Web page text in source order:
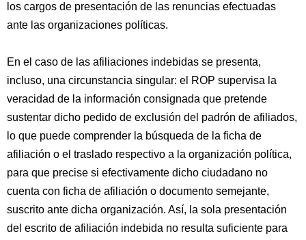
los cargos de presentación de las renuncias efectuadas
ante las organizaciones políticas.
En el caso de las afiliaciones indebidas se presenta,
incluso, una circunstancia singular: el ROP supervisa la
veracidad de la información consignada que pretende
sustentar dicho pedido de exclusión del padrón de afiliados,
lo que puede comprender la búsqueda de la ficha de
afiliación o el traslado respectivo a la organización política,
para que precise si efectivamente dicho ciudadano no
cuenta con ficha de afiliación o documento semejante,
suscrito ante dicha organización. Así, la sola presentación
del escrito de afiliación indebida no resulta suficiente para